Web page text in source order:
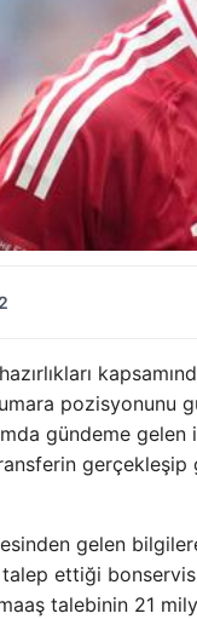
gündeme
gelen
ettiği
talebinin 21